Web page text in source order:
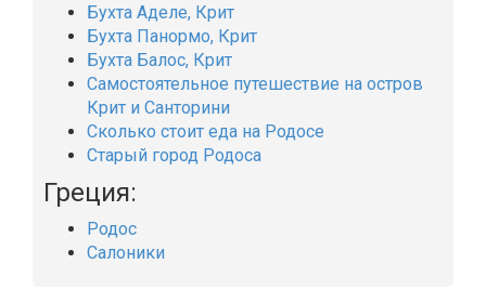
Бухта Аделе, Крит
Бухта Панормо, Крит
Бухта Балос, Крит
Самостоятельное путешествие на остров
Крит и Санторини
Сколько стоит еда на Родосе
Старый город Родоса
Греция:
Родос
Салоники